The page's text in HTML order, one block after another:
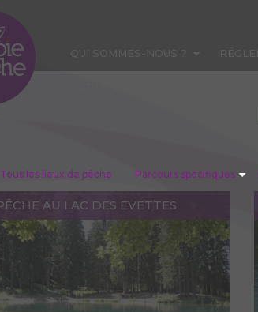
Tous les lieux de pêche Parcours spécifiques
AU LAC DES EVETTES